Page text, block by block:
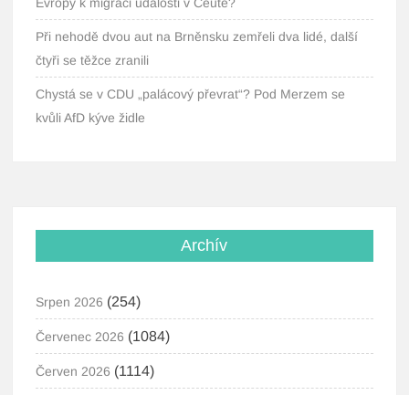
Při nehodě dvou aut na Brněnsku zemřeli dva lidé, další
čtyři se těžce zranili
Chystá se v CDU „palácový převrat“? Pod Merzem se
kvůli AfD kýve židle
Archív
Srpen 2026 (254)
Červenec 2026 (1084)
Červen 2026 (1114)